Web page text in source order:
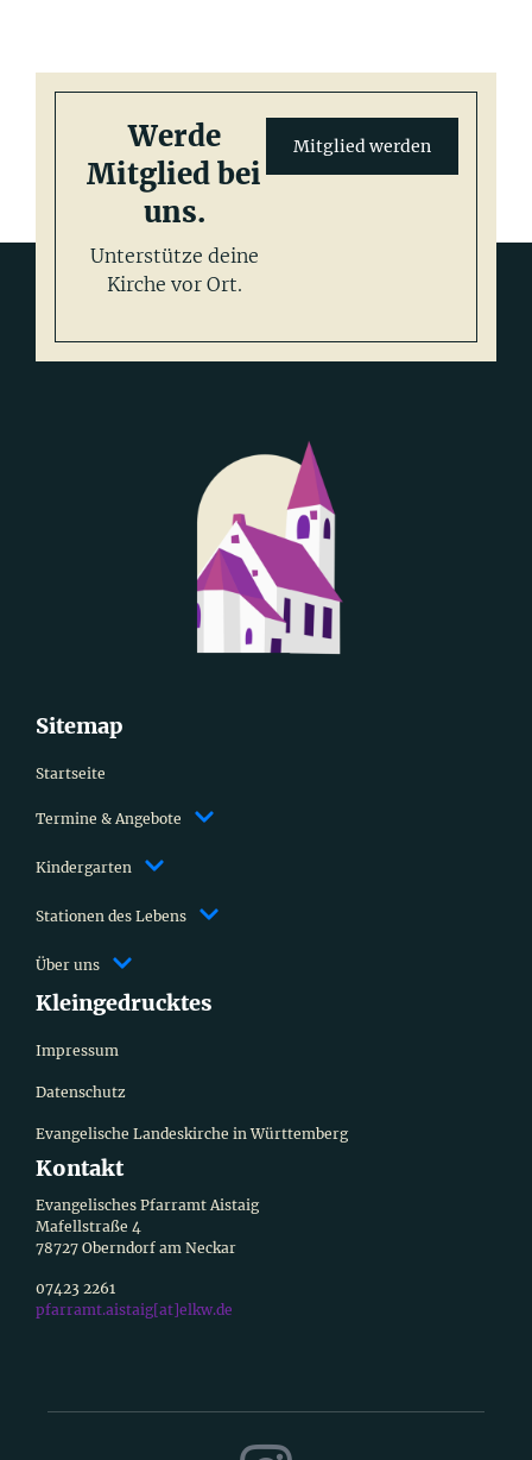
Werde
Mitglied bei
uns.
Unterstütze deine
Kirche vor Ort.
Mitglied werden
Sitemap
Startseite
Termine & Angebote
Kindergarten
Stationen des Lebens
Über uns
Kleingedrucktes
Impressum
Datenschutz
Evangelische Landeskirche in Württemberg
Kontakt
Evangelisches Pfarramt Aistaig
Mafellstraße 4
78727 Oberndorf am Neckar
07423 2261
pfarramt.aistaig[at]elkw.de